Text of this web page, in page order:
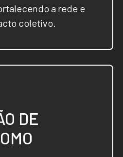
a rede e
coletivo.
DE